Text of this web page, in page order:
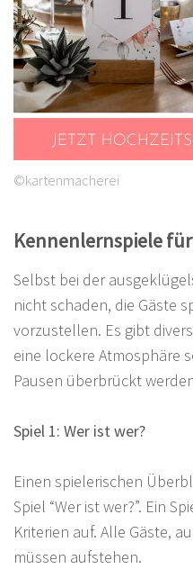
©kartenmacherei
Kennenlernspiele für
Selbst bei der
nicht schaden, die Gäste
vorzustellen. Es gibt
eine lockere Atmosphäre
Pausen überbrückt
Spiel 1: Wer ist wer?
Einen spielerischen
Spiel “Wer ist wer?”. Ein
Kriterien auf. Alle Gäste,
müssen aufstehen.